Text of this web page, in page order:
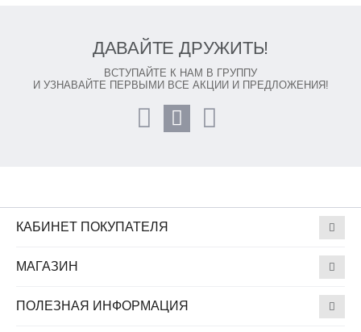
ДАВАЙТЕ ДРУЖИТЬ!
ВСТУПАЙТЕ К НАМ В ГРУППУ
И УЗНАВАЙТЕ ПЕРВЫМИ ВСЕ АКЦИИ И ПРЕДЛОЖЕНИЯ!
КАБИНЕТ ПОКУПАТЕЛЯ
МАГАЗИН
ПОЛЕЗНАЯ ИНФОРМАЦИЯ